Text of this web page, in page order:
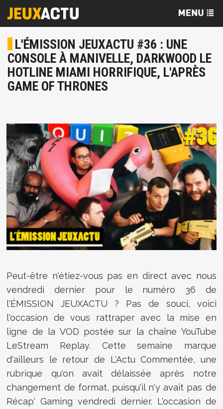
L'ÉMISSION JEUXACTU #36 : UNE
CONSOLE À MANIVELLE, DARKWOOD LE
HOTLINE MIAMI HORRIFIQUE, L'APRÈS
GAME OF THRONES
Peut-être n'étiez-vous pas en direct avec nous
vendredi dernier pour le numéro 36 de
l'ÉMISSION JEUXACTU ? Pas de souci, voici
l'occasion de vous rattraper avec la mise en
ligne de la VOD postée sur la chaîne YouTube
LeStream Replay. Cette semaine marque
d'ailleurs le retour de L'Actu Commentée, une
rubrique qu'on avait délaissée après notre
changement de format, puisqu'il n'y avait pas de
Récap' Gaming vendredi dernier. L'occasion de